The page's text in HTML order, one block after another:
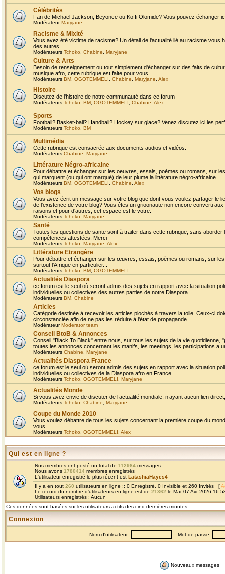
Célébrités
Fan de Michaël Jackson, Beyonce ou Koffi Olomide? Vous pouvez échanger
ModérateurMaryjane
Racisme & Mixité
Vous avez été victime de racisme? Un détail de l'actualité lié au racisme
des autres.
Modérateurs Tchoko Chabine Maryjane
Culture & Arts
Besoin de renseignement ou tout simplement d'échanger sur des faits de
musique afro, cette rubrique est faite pour vous.
Modérateurs BM OGOTEMMELI Chabine Maryjane Alex
Histoire
Discutez de l'histoire de notre communauté dans ce forum
Modérateurs Tchoko BM OGOTEMMELI Chabine Alex
Sports
Football? Basket-ball? Handball? Hockey sur glace? Venez discutez ici les
Modérateurs Tchoko BM
Multimédia
Cette rubrique est consacrée aux documents audios et vidéos.
Modérateurs Chabine Maryjane
Littérature Négro-africaine
Pour débattre et échanger sur les oeuvres, essais, poèmes ou romans, sur
qui marquent (ou qui ont marqué) de leur plume la littérature négro-africaine .
Modérateurs BM OGOTEMMELI Chabine Alex
Vos blogs
Vous avez écrit un message sur votre blog que dont vous voulez partager le
de l'existence de votre blog? Vous êtes un grioonaute non encore converti
raisons et pour d'autres, cet espace est le votre.
Modérateurs Tchoko Maryjane
Santé
Toutes les questions de sante sont à traiter dans cette rubrique, sans
compétences attestées. Merci
Modérateurs Tchoko Maryjane Alex
Littérature Etrangère
Pour débattre et échanger sur les œuvres, essais, poèmes ou romans, sur
surtout l'Afrique en particulier...
Modérateurs Tchoko BM OGOTEMMELI
Actualités Diaspora
ce forum est le seul où seront admis des sujets en rapport avec la situation
individuelles ou collectives des autres parties de notre Diaspora.
Modérateurs BM Chabine
Articles
Catégorie destinée à recevoir les articles piochés à travers la toile. Ceux-ci
circonstanciée afin de ne pas les réduire à l'état de propagande.
ModérateurModerator team
Conseil BtoB & Annonces
Conseil "Black To Black" entre nous, sur tous les sujets de la vie
toutes les annonces concernant les manifs, les meetings, les participations a
Modérateurs Chabine Maryjane
Actualités Diaspora France
ce forum est le seul où seront admis des sujets en rapport avec la situation
individuelles ou collectives de la Diaspora afro en France.
Modérateurs Tchoko OGOTEMMELI Maryjane
Actualités Monde
Si vous avez envie de discuter de l’actualité mondiale, n’ayant aucun lien
Modérateurs Tchoko Chabine Maryjane
Coupe du Monde 2010
Vous voulez débattre de tous les sujets concernant la première coupe du
vous.
Modérateurs Tchoko OGOTEMMELI Alex
Qui est en ligne ?
Nos membres ont posté un total de 112984 messages
Nous avons 1780414 membres enregistrés
L'utilisateur enregistré le plus récent est LatashiaHayes4
Il y a en tout 260 utilisateurs en ligne :: 0 Enregistré, 0 Invisible et 260 Invités [
Le record du nombre d'utilisateurs en ligne est de 21362 le Mar 07 Avr 2026
Utilisateurs enregistrés : Aucun
Ces données sont basées sur les utilisateurs actifs des cinq dernières minutes
Connexion
Nom d'utilisateur: Mot de passe:
Nouveaux messages